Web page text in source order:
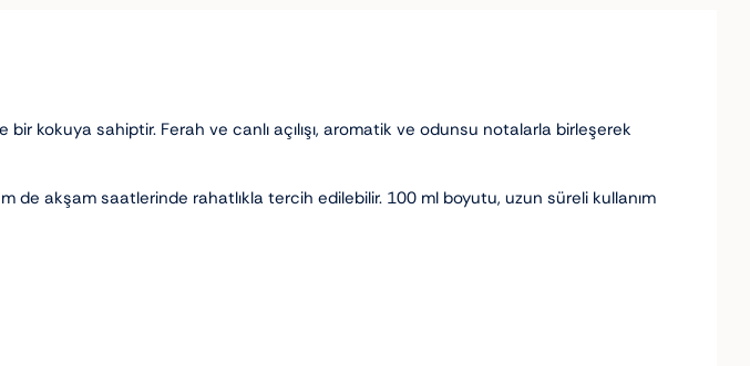
kokuya sahiptir. Ferah ve canlı açılışı, aromatik ve odunsu notalarla birleşerek
de akşam saatlerinde rahatlıkla tercih edilebilir. 100 ml boyutu, uzun süreli kullanım